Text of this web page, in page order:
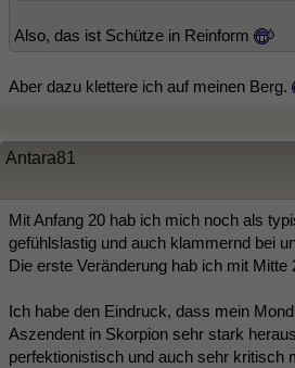
Also, das ist Schütze in Reinform
Aber dazu klettere ich auf meinen Berg.
Antara81
Mit Anfang 20 hab ich mich noch als
gefühlslastig und auch klammernd bei
Die erste Veränderung hab ich mit Mitte
Ich habe den Eindruck, dass mein
Aszendent in Skorpion sehr stark
perfektionistisch und auch sehr kritisch